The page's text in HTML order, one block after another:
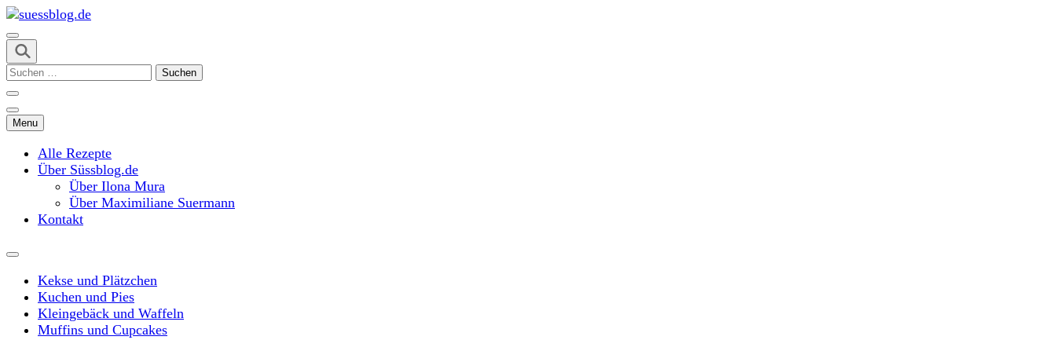
Skip
to
content
(Press
Enter)
suessblog.de
Suchen
Menu
Alle Rezepte
Über Süssblog.de
Über Ilona Mura
Über Maximiliane Suermann
Kontakt
Kekse und Plätzchen
Kuchen und Pies
Kleingebäck und Waffeln
Muffins und Cupcakes